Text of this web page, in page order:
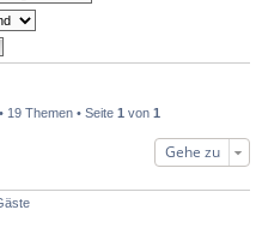
• 19 Themen • Seite 1 von 1
Gehe zu